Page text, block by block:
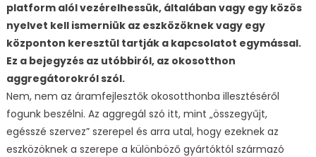
platform alól vezérelhessük, általában vagy egy közös
nyelvet kell ismerniük az eszközöknek vagy egy
központon keresztül tartják a kapcsolatot egymással.
Ez a bejegyzés az utóbbiról, az okosotthon
aggregátorokról szól.
Nem, nem az áramfejlesztők okosotthonba illesztéséről
fogunk beszélni. Az aggregál szó itt, mint „összegyűjt,
egésszé szervez” szerepel és arra utal, hogy ezeknek az
eszközöknek a szerepe a különböző gyártóktól származó